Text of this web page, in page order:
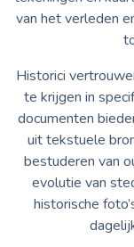
van het verleden
Historici
te krijgen in
documenten
uit tekstuele
bestuderen van
evolutie van
historische